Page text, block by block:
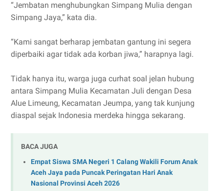
“Jembatan menghubungkan Simpang Mulia dengan
Simpang Jaya,” kata dia.
“Kami sangat berharap jembatan gantung ini segera
diperbaiki agar tidak ada korban jiwa,” harapnya lagi.
Tidak hanya itu, warga juga curhat soal jelan hubung
antara Simpang Mulia Kecamatan Juli dengan Desa
Alue Limeung, Kecamatan Jeumpa, yang tak kunjung
diaspal sejak Indonesia merdeka hingga sekarang.
BACA JUGA
Empat Siswa SMA Negeri 1 Calang Wakili Forum Anak
Aceh Jaya pada Puncak Peringatan Hari Anak
Nasional Provinsi Aceh 2026